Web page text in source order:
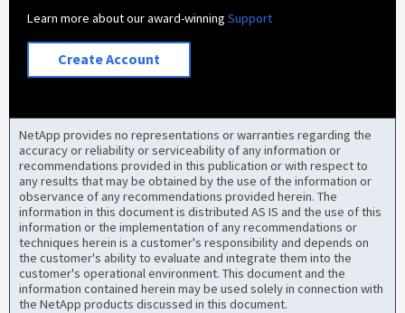
Learn more about our award-winningSupport
Create Account
NetApp provides no representations or warranties regarding the
accuracy or reliability or serviceability of any information or
recommendations provided in this publication or with respect to
any results that may be obtained by the use of the information or
observance of any recommendations provided herein. The
information in this document is distributed AS IS and the use of this
information or the implementation of any recommendations or
techniques herein is a customer's responsibility and depends on
the customer's ability to evaluate and integrate them into the
customer's operational environment. This document and the
information contained herein may be used solely in connection with
the NetApp products discussed in this document.